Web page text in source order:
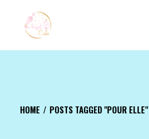
contenu
HOME POSTS TAGGED "POUR ELLE"